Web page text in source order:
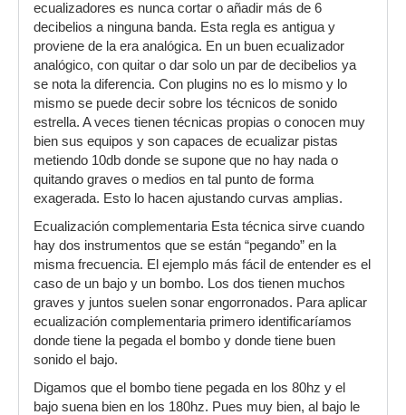
ecualizadores es nunca cortar o añadir más de 6
decibelios a ninguna banda. Esta regla es antigua y
proviene de la era analógica. En un buen ecualizador
analógico, con quitar o dar solo un par de decibelios ya
se nota la diferencia. Con plugins no es lo mismo y lo
mismo se puede decir sobre los técnicos de sonido
estrella. A veces tienen técnicas propias o conocen muy
bien sus equipos y son capaces de ecualizar pistas
metiendo 10db donde se supone que no hay nada o
quitando graves o medios en tal punto de forma
exagerada. Esto lo hacen ajustando curvas amplias.
Ecualización complementaria Esta técnica sirve cuando
hay dos instrumentos que se están “pegando” en la
misma frecuencia. El ejemplo más fácil de entender es el
caso de un bajo y un bombo. Los dos tienen muchos
graves y juntos suelen sonar engorronados. Para aplicar
ecualización complementaria primero identificaríamos
donde tiene la pegada el bombo y donde tiene buen
sonido el bajo.
Digamos que el bombo tiene pegada en los 80hz y el
bajo suena bien en los 180hz. Pues muy bien, al bajo le